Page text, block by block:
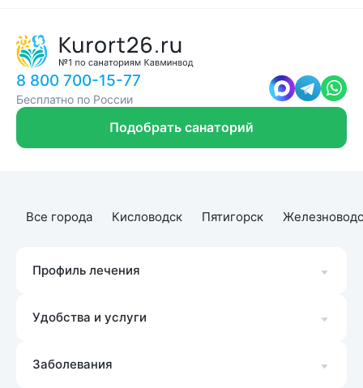
8 800 700-15-77
Бесплатно по России
Подобрать санаторий
Все города Кисловодск Пятигорск
Профиль лечения
Удобства и услуги
Заболевания